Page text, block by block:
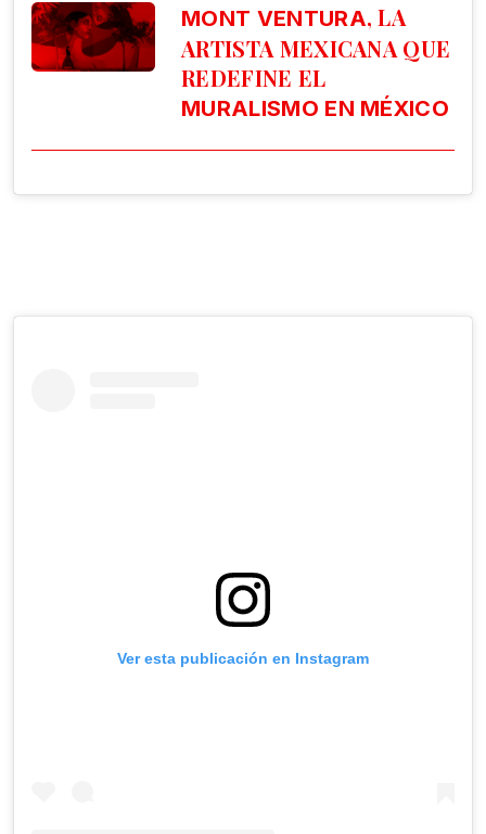
MONT VENTURA, LA
ARTISTA MEXICANA QUE
REDEFINE EL
MURALISMO EN MÉXICO
Ver esta publicación en Instagram